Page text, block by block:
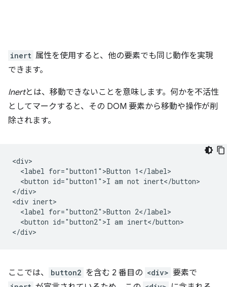
inert 属性を使用すると、他の要素でも同じ動作を実現
できます。
Inertとは、移動できないことを意味します。何かを不活性
としてマークすると、その DOM 要素から移動や操作が削
除されます。
<div>
  <label for="button1">Button 1</label>
  <button id="button1">I am not inert</button>
</div>
<div inert>
  <label for="button2">Button 2</label>
  <button id="button2">I am inert</button>
ここでは、 button2 を含む 2 番目の <div> 要素で